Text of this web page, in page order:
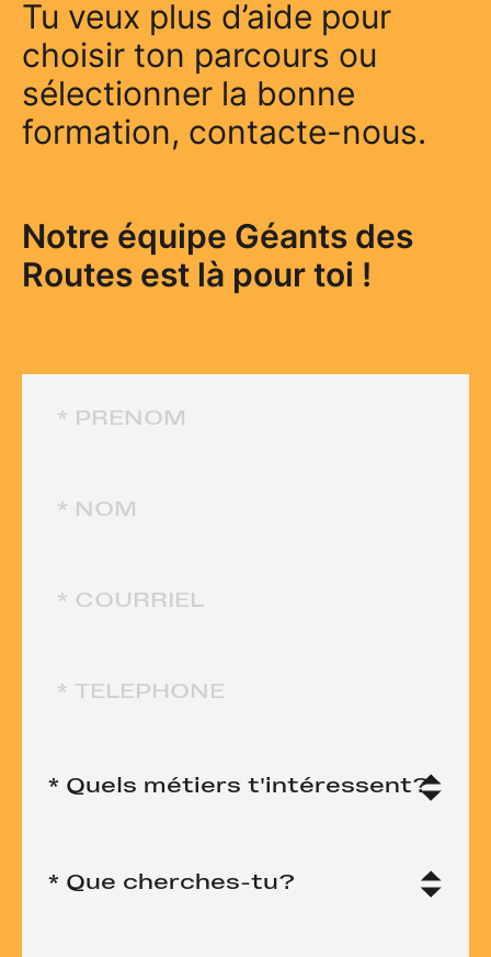
Tu veux plus d’aide pour
choisir ton parcours ou
sélectionner la bonne
formation, contacte-nous.
Notre équipe Géants des
Routes est là pour toi !
* Quels métiers t'intéressent?
* Que cherches-tu?